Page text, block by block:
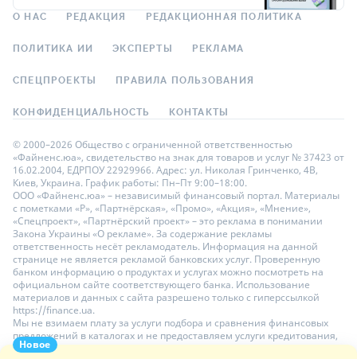
Новое
О НАС РЕДАКЦИЯ РЕДАКЦИОННАЯ ПОЛИТИКА
ПОЛИТИКА ИИ ЭКСПЕРТЫ РЕКЛАМА
СПЕЦПРОЕКТЫ ПРАВИЛА ПОЛЬЗОВАНИЯ
КОНФИДЕНЦИАЛЬНОСТЬ КОНТАКТЫ
© 2000–2026 Общество с ограниченной ответственностью
«Файненс.юа», свидетельство на знак для товаров и услуг № 37423 от
16.02.2004, ЕДРПОУ 22929966. Адрес: ул. Николая Гринченко, 4В,
Киев, Украина. График работы: Пн–Пт 9:00–18:00.
ООО «Файненс.юа» – независимый финансовый портал. Материалы
с пометками «Р», «Партнёрская», «Промо», «Акция», «Мнение»,
«Спецпроект», «Партнёрский проект» – это реклама в понимании
Закона Украины «О рекламе». За содержание рекламы
ответственность несёт рекламодатель. Информация на данной
странице не является рекламой банковских услуг. Проверенную
банком информацию о продуктах и услугах можно посмотреть на
официальном сайте соответствующего банка. Использование
материалов и данных с сайта разрешено только с гиперссылкой
https://finance.ua.
Мы не взимаем плату за услуги подбора и сравнения финансовых
предложений в каталогах и не предоставляем услуги кредитования,
размещения депозитов и страхования. Ваши личные данные на